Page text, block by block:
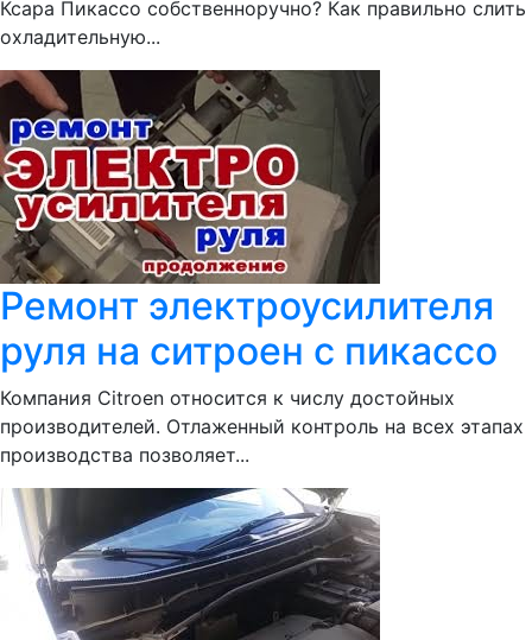
Ксара Пикассо собственноручно? Как правильно слить
охладительную...
Ремонт электроусилителя
руля на ситроен с пикассо
Компания Citroen относится к числу достойных
производителей. Отлаженный контроль на всех этапах
производства позволяет...